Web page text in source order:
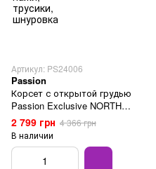
Артикул: PS24006
Passion
Корсет с открытой грудью
Passion Exclusive NORTH
CORSET XXL/XXXL, black,
пажи, трусики, шнуровка
2 799 грн 4 366 грн
В наличии